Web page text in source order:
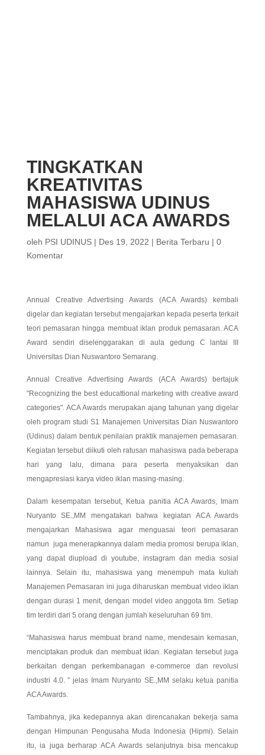
TINGKATKAN
KREATIVITAS
MAHASISWA UDINUS
MELALUI ACA AWARDS
oleh PSI UDINUS| Des 19, 2022 | Berita Terbaru | 0
Komentar
Annual Creative Advertising Awards (ACA Awards) kembali
digelar dan kegiatan tersebut mengajarkan kepada peserta terkait
teori pemasaran hingga membuat iklan produk pemasaran. ACA
Award sendiri diselenggarakan di aula gedung C lantai III
Universitas Dian Nuswantoro Semarang.
Annual Creative Advertising Awards (ACA Awards) bertajuk
"Recognizing the best educattional marketing with creative award
categories". ACA Awards merupakan ajang tahunan yang digelar
oleh program studi S1 Manajemen Universitas Dian Nuswantoro
(Udinus) dalam bentuk penilaian praktik manajemen pemasaran.
Kegiatan tersebut diikuti oleh ratusan mahasiswa pada beberapa
hari yang lalu, dimana para peserta menyaksikan dan
mengapresiasi karya video iklan masing-masing.
Dalam kesempatan tersebut, Ketua panitia ACA Awards, Imam
Nuryanto SE.,MM mengatakan bahwa kegiatan ACA Awards
mengajarkan Mahasiswa agar menguasai teori pemasaran
namun juga menerapkannya dalam media promosi berupa iklan,
yang dapat diupload di youtube, instagram dan media sosial
lainnya. Selain itu, mahasiswa yang menempuh mata kuliah
Manajemen Pemasaran ini juga diharuskan membuat video iklan
dengan durasi 1 menit, dengan model video anggota tim. Setiap
tim terdiri dari 5 orang dengan jumlah keseluruhan 69 tim.
“Mahasiswa harus membuat brand name, mendesain kemasan,
menciptakan produk dan membuat iklan. Kegiatan tersebut juga
berkaitan dengan perkembanagan e-commerce dan revolusi
industri 4.0. ” jelas Imam Nuryanto SE.,MM selaku ketua panitia
ACA Awards.
Tambahnya, jika kedepannya akan direncanakan bekerja sama
dengan Himpunan Pengusaha Muda Indonesia (Hipmi). Selain
itu, ia juga berharap ACA Awards selanjutnya bisa mencakup